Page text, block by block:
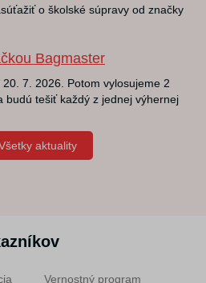
o školské súpravy od značky
Bagmaster
7. 2026. Potom vylosujeme 2
budú tešiť každý z jednej výhernej
aktuality
Vernostný program